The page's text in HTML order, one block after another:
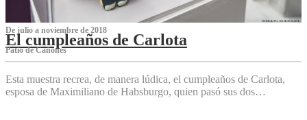
De julio a noviembre de 2018
El cumpleaños de Carlota
Patio de Cañones
Esta muestra recrea, de manera lúdica, el cumpleaños de Carlota,
esposa de Maximiliano de Habsburgo, quien pasó sus dos…